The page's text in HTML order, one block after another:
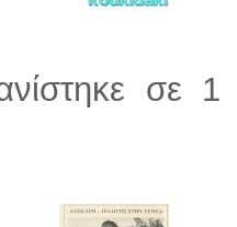
σε 1